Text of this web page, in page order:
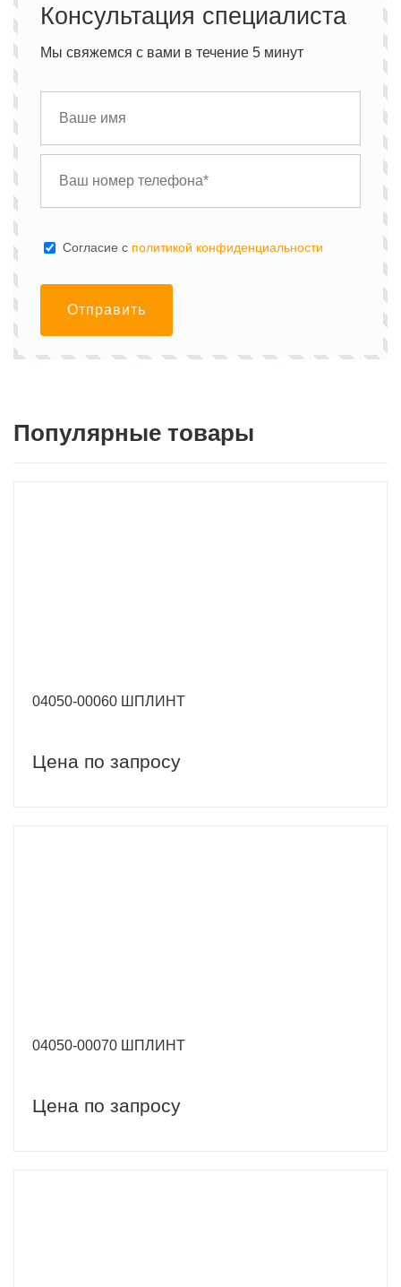
Консультация специалиста
Мы свяжемся с вами в течение 5 минут
Cогласие с политикой конфиденциальности
Отправить
Популярные товары
04050-00060 ШПЛИНТ
Цена по запросу
04050-00070 ШПЛИНТ
Цена по запросу